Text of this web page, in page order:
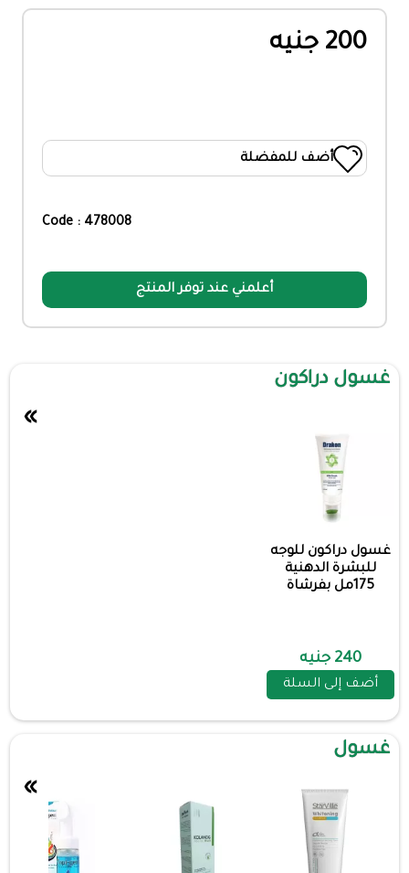
200 جنيه
أضف للمفضلة
Code : 478008
أعلمني عند توفر المنتج
غسول دراكون
غسول دراكون للوجه
للبشرة الدهنية
175مل بفرشاة
240 جنيه
أضف إلى السلة
»
غسول
»